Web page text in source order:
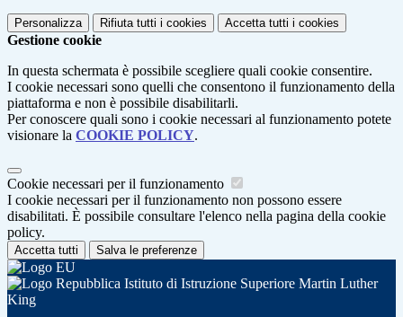
Personalizza Rifiuta tutti i cookies Accetta tutti i cookies
Gestione cookie
In questa schermata è possibile scegliere quali cookie consentire.
I cookie necessari sono quelli che consentono il funzionamento della
piattaforma e non è possibile disabilitarli.
Per conoscere quali sono i cookie necessari al funzionamento potete
visionare la COOKIE POLICY.
Cookie necessari per il funzionamento
I cookie necessari per il funzionamento non possono essere
disabilitati. È possibile consultare l'elenco nella pagina della cookie
policy.
Accetta tutti Salva le preferenze
Istituto di Istruzione Superiore Martin Luther
King